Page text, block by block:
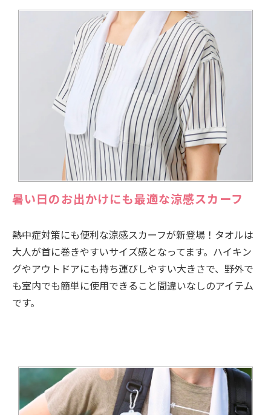
暑い日のお出かけにも最適な涼感スカーフ
熱中症対策にも便利な涼感スカーフが新登場！タオルは
大人が首に巻きやすいサイズ感となってます。ハイキン
グやアウトドアにも持ち運びしやすい大きさで、野外で
も室内でも簡単に使用できること間違いなしのアイテム
です。